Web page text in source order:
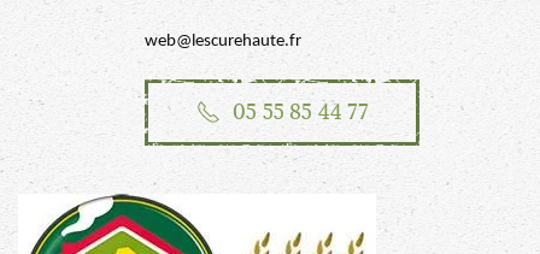
web@lescurehaute.fr
05 55 85 44 77